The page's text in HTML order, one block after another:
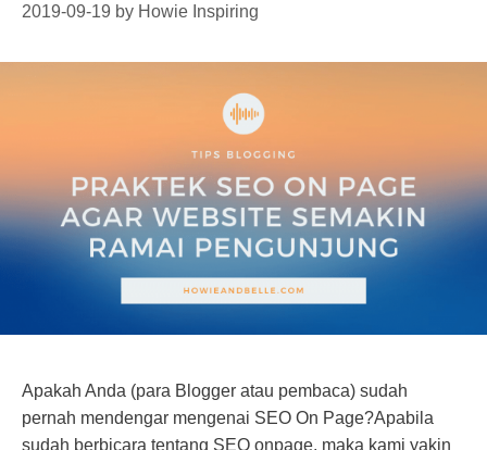
2019-09-19 by Howie Inspiring
Apakah Anda (para Blogger atau pembaca) sudah
pernah mendengar mengenai SEO On Page?Apabila
sudah berbicara tentang SEO onpage, maka kami yakin